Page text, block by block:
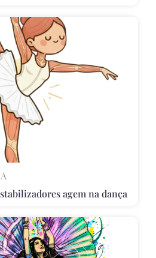
agem na dança